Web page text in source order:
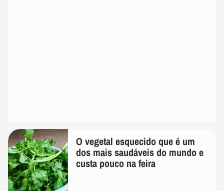
O vegetal esquecido que é um
dos mais saudáveis do mundo e
custa pouco na feira